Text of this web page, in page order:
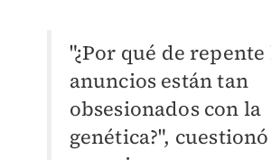
"¿Por qué de repente
anuncios están tan
obsesionados con la
genética?",